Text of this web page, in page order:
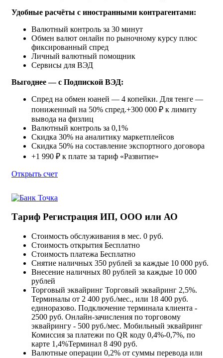
Удобные расчёты с иностранными контрагентами:
Валютный контроль за 30 минут
Обмен валют онлайн по рыночному курсу плюс
фиксированный спред
Личный валютный помощник
Сервисы для ВЭД
Выгоднее — с Подпиской ВЭД:
Cпред на обмен юаней — 4 копейки. Для тенге —
пониженный на 50% спред.+300 000 ₽ к лимиту
вывода на физлиц
Валютный контроль за 0,1%
Скидка 30% на аналитику маркетплейсов
Скидка 50% на составление экспортного договора
+1 990 ₽ к плате за тариф «Развитие»
Открыть счет
Тариф Регистрация ИП, ООО или АО
Стоимость обслуживания в мес. 0 руб.
Стоимость открытия Бесплатно
Стоимость платежа Бесплатно
Снятие наличных 350 рублей за каждые 10 000 руб.
Внесение наличных 80 рублей за каждые 10 000
рублей
Торговый эквайринг Торговый эквайринг 2,5%.
Терминалы от 2 400 руб./мес., или 18 400 руб.
единоразово. Подключение терминала клиента -
2500 руб. Онлайн-зачисления по торговому
эквайрингу - 500 руб./мес. Мобильный эквайринг
Комиссия за платежи по QR коду 0,4%-0,7%, по
карте 1,4%Терминал 8 490 руб.
Валютные операции 0,2% от суммы перевода или